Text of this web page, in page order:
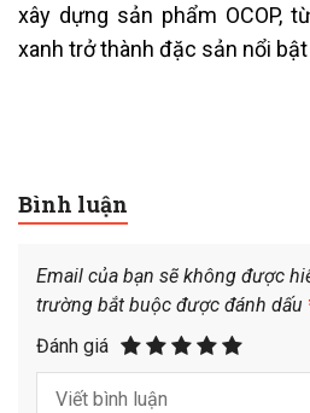
xây dựng sản phẩm OCOP,
xanh trở thành đặc sản nổi
Bình luận
Email của bạn sẽ không được
trường bắt buộc được đánh dấu
Đánh giá